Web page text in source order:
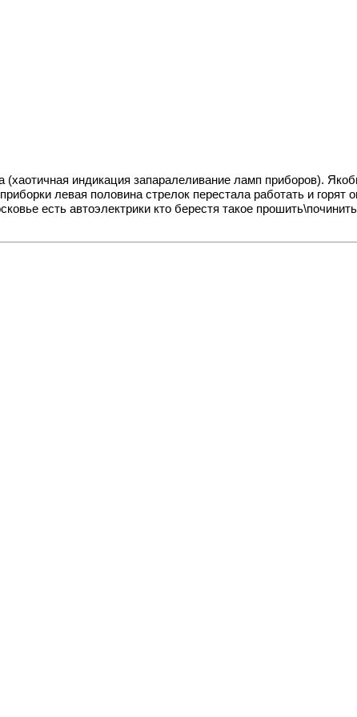
(хаотичная индикация запаралеливание ламп приборов).
левая половина стрелок перестала работать и
есть автоэлектрики кто берестя такое